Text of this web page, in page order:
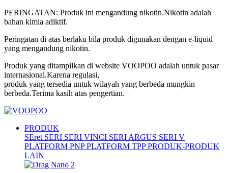
PERINGATAN: Produk ini mengandung nikotin.Nikotin adalah
bahan kimia adiktif.
Peringatan di atas berlaku bila produk digunakan dengan e-liquid
yang mengandung nikotin.
Produk yang ditampilkan di website VOOPOO adalah untuk pasar
internasional.Karena regulasi,
produk yang tersedia untuk wilayah yang berbeda mungkin
berbeda.Terima kasih atas pengertian.
PRODUK
SEret SERI SERI VINCI SERI ARGUS SERI V
PLATFORM PNPPLATFORM TPPPRODUK-PRODUK
LAIN